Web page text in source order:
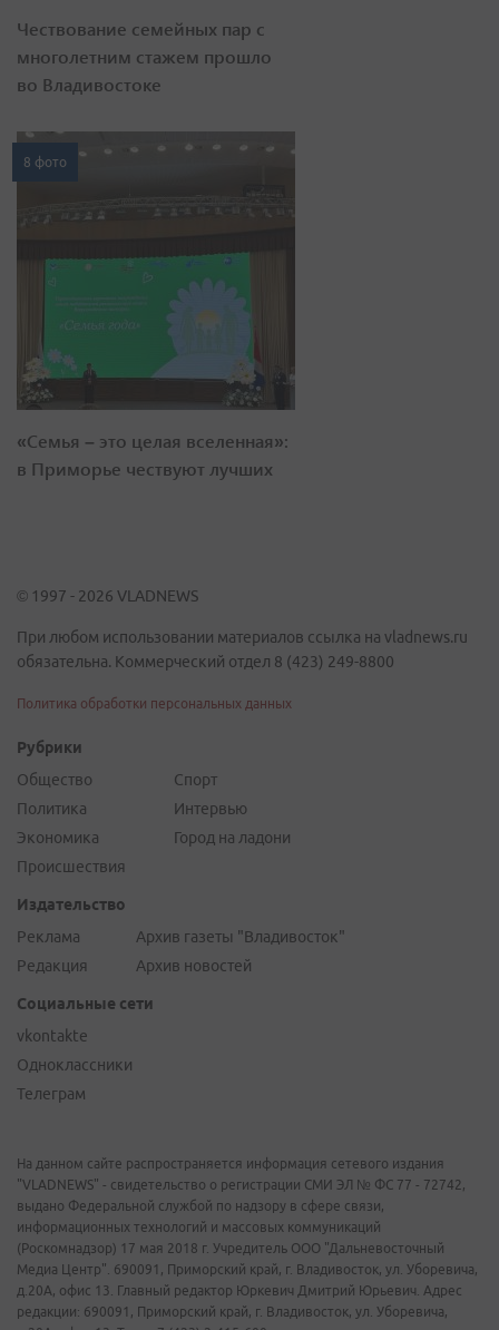
Чествование семейных пар с
многолетним стажем прошло
во Владивостоке
8 фото
«Семья – это целая вселенная»:
в Приморье чествуют лучших
© 1997 - 2026 VLADNEWS
При любом использовании материалов ссылка на vladnews.ru
обязательна. Коммерческий отдел 8 (423) 249-8800
Политика обработки персональных данных
Рубрики
Общество
Политика
Экономика
Происшествия
Спорт
Интервью
Город на ладони
Издательство
Реклама
Редакция
Архив газеты "Владивосток"
Архив новостей
Социальные сети
vkontakte
Одноклассники
Телеграм
На данном сайте распространяется информация сетевого издания
"VLADNEWS" - свидетельство о регистрации СМИ ЭЛ № ФС 77 - 72742,
выдано Федеральной службой по надзору в сфере связи,
информационных технологий и массовых коммуникаций
(Роскомнадзор) 17 мая 2018 г. Учредитель ООО "Дальневосточный
Медиа Центр". 690091, Приморский край, г. Владивосток, ул. Уборевича,
д.20А, офис 13. Главный редактор Юркевич Дмитрий Юрьевич. Адрес
редакции: 690091, Приморский край, г. Владивосток, ул. Уборевича,